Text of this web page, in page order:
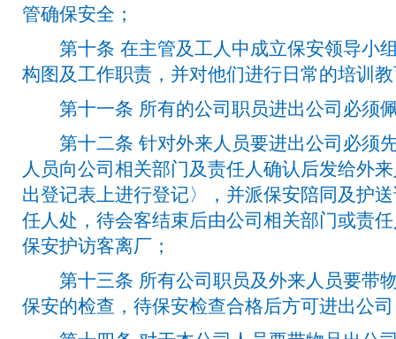
管确保安全；
第十条 在主管及工人中成立保安领导小
构图及工作职责，并对他们进行日常的培训
第十一条 所有的公司职员进出公司必须
第十二条 针对外来人员要进出公司必须
人员向公司相关部门及责任人确认后发给外
出登记表上进行登记〉，并派保安陪同及护
任人处，待会客结束后由公司相关部门或责
保安护访客离厂；
第十三条 所有公司职员及外来人员要带
保安的检查，待保安检查合格后方可进出公